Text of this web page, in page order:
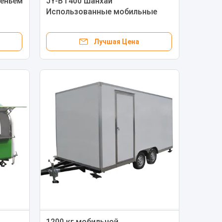
Использованные мобильные
Продовольствие Мобильный с
дизайном
Лучшая Цена